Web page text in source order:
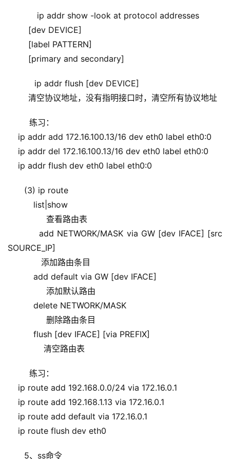
ip addr show -look at protocol addresses
[dev DEVICE]
[label PATTERN]
[primary and secondary]
ip addr flush [dev DEVICE]
清空协议地址，没有指明接口时，清空所有协议地址
练习：
ip addr add 172.16.100.13/16 dev eth0 label eth0:0
ip addr del 172.16.100.13/16 dev eth0 label eth0:0
ip addr flush dev eth0 label eth0:0
(3) ip route
list|show
查看路由表
add NETWORK/MASK via GW [dev IFACE] [src
SOURCE_IP]
添加路由条目
add default via GW [dev IFACE]
添加默认路由
delete NETWORK/MASK
删除路由条目
flush [dev IFACE] [via PREFIX]
清空路由表
练习：
ip route add 192.168.0.0/24 via 172.16.0.1
ip route add 192.168.1.13 via 172.16.0.1
ip route add default via 172.16.0.1
ip route flush dev eth0
5、ss命令